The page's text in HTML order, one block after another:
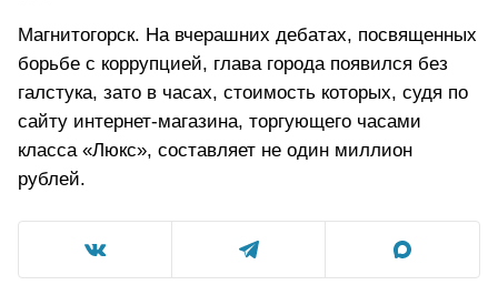
Магнитогорск. На вчерашних дебатах, посвященных
борьбе с коррупцией, глава города появился без
галстука, зато в часах, стоимость которых, судя по
сайту интернет-магазина, торгующего часами
класса «Люкс», составляет не один миллион
рублей.